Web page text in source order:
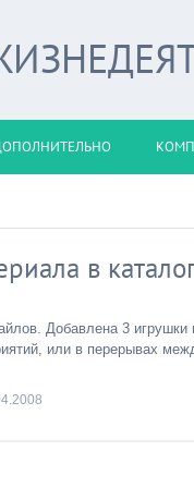
в
Добавлена 3
или в перерывах